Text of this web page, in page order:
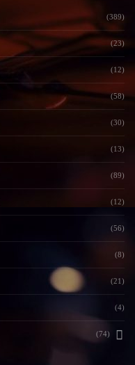
(389)
(23)
(12)
(58)
(30)
(13)
(89)
(12)
(56)
(8)
(21)
(4)
(74)